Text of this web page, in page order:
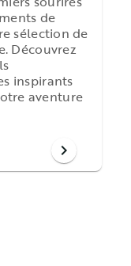
de
sélection de
Découvrez
inspirants
aventure
chevron_right